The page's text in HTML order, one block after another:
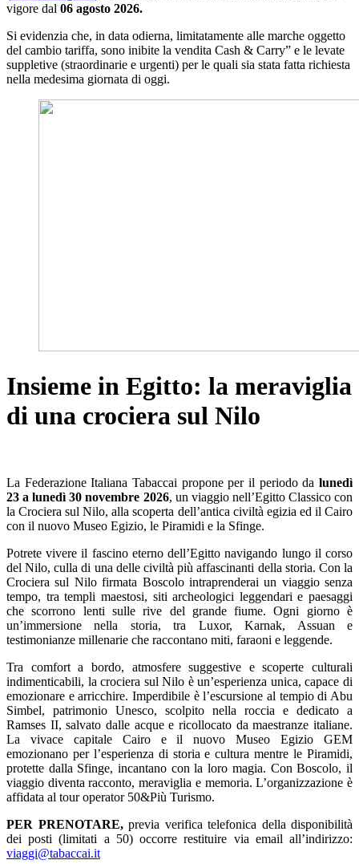
vigore dal 06 agosto 2026.
Si evidenzia che, in data odierna, limitatamente alle marche oggetto
del cambio tariffa, sono inibite la vendita Cash & Carry” e le levate
suppletive (straordinarie e urgenti) per le quali sia stata fatta richiesta
nella medesima giornata di oggi.
Insieme in Egitto: la meraviglia
di una crociera sul Nilo
La Federazione Italiana Tabaccai propone per il periodo da lunedì
23 a lunedì 30 novembre 2026, un viaggio nell’Egitto Classico con
la Crociera sul Nilo, alla scoperta dell’antica civiltà egizia ed il Cairo
con il nuovo Museo Egizio, le Piramidi e la Sfinge.
Potrete vivere il fascino eterno dell’Egitto navigando lungo il corso
del Nilo, culla di una delle civiltà più affascinanti della storia. Con la
Crociera sul Nilo firmata Boscolo intraprenderai un viaggio senza
tempo, tra templi maestosi, siti archeologici leggendari e paesaggi
che scorrono lenti sulle rive del grande fiume. Ogni giorno è
un’immersione nella storia, tra Luxor, Karnak, Assuan e
testimonianze millenarie che raccontano miti, faraoni e leggende.
Tra comfort a bordo, atmosfere suggestive e scoperte culturali
indimenticabili, la crociera sul Nilo è un’esperienza unica, capace di
emozionare e arricchire. Imperdibile è l’escursione al tempio di Abu
Simbel, patrimonio Unesco, scolpito nella roccia e dedicato a
Ramses II, salvato dalle acque e ricollocato da maestranze italiane.
La vivace capitale Cairo e il nuovo Museo Egizio GEM
emozionano per l’esperienza di storia e cultura mentre le Piramidi,
protette dalla Sfinge, incantano con la loro magia. Con Boscolo, il
viaggio diventa racconto, meraviglia e memoria. L’organizzazione è
affidata al tour operator 50&Più Turismo.
PER PRENOTARE, previa verifica telefonica della disponibilità
dei posti (limitati a 50) occorre restituire via email all’indirizzo:
viaggi@tabaccai.it